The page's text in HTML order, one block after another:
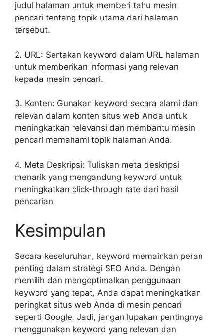
judul halaman untuk memberi tahu mesin
pencari tentang topik utama dari halaman
tersebut.
2. URL: Sertakan keyword dalam URL halaman
untuk memberikan informasi yang relevan
kepada mesin pencari.
3. Konten: Gunakan keyword secara alami dan
relevan dalam konten situs web Anda untuk
meningkatkan relevansi dan membantu mesin
pencari memahami topik halaman Anda.
4. Meta Deskripsi: Tuliskan meta deskripsi
menarik yang mengandung keyword untuk
meningkatkan click-through rate dari hasil
pencarian.
Kesimpulan
Secara keseluruhan, keyword memainkan peran
penting dalam strategi SEO Anda. Dengan
memilih dan mengoptimalkan penggunaan
keyword yang tepat, Anda dapat meningkatkan
peringkat situs web Anda di mesin pencari
seperti Google. Jadi, jangan lupakan pentingnya
menggunakan keyword yang relevan dan